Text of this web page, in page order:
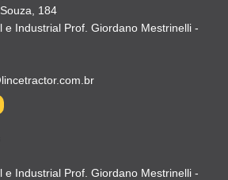
184
e Industrial Prof. Giordano Mestrinelli -
e Industrial Prof. Giordano Mestrinelli -